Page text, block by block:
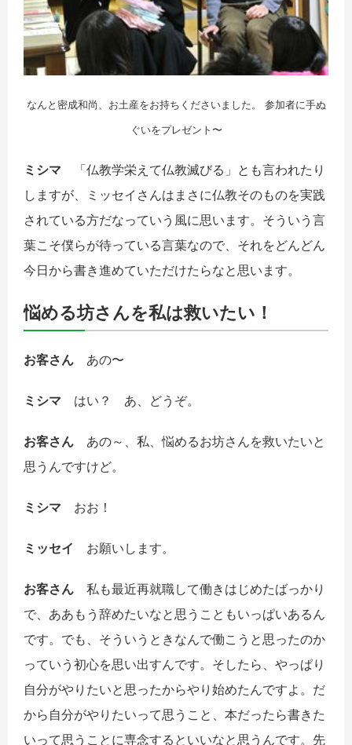
なんと密成和尚、お土産をお持ちくださいました。 参加者に手ぬ
ぐいをプレゼント〜
ミシマ
「仏教学栄えて仏教滅びる」とも言われたり
しますが、ミッセイさんはまさに仏教そのものを実践
されている方だなっていう風に思います。そういう言
葉こそ僕らが待っている言葉なので、それをどんどん
今日から書き進めていただけたらなと思います。
悩める坊さんを私は救いたい！
お客さん あの〜
ミシマ はい？ あ、どうぞ。
お客さん あの～、私、悩めるお坊さんを救いたいと
思うんですけど。
ミシマ おお！
ミッセイ お願いします。
お客さん 私も最近再就職して働きはじめたばっかり
で、ああもう辞めたいなと思うこともいっぱいあるん
です。でも、そういうときなんで働こうと思ったのか
っていう初心を思い出すんです。そしたら、やっぱり
自分がやりたいと思ったからやり始めたんですよ。だ
から自分がやりたいって思うこと、本だったら書きた
いって思うことに専念するといいなと思うんです。先